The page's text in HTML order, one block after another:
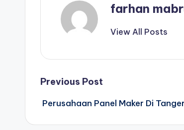
farhan
View All Posts
Post
navigation
Previous Post
Perusahaan Panel Maker Di